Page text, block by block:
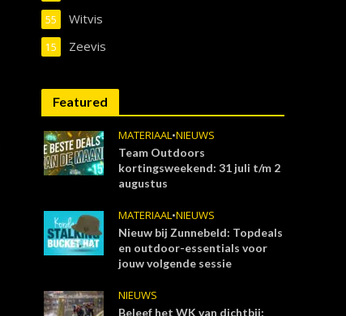
Witvis
55
Zeevis
15
Featured
MATERIAAL•NIEUWS
Team Outdoors
kortingsweekend: 31 juli t/m 2
augustus
MATERIAAL•NIEUWS
Nieuw bij Zunnebeld: Topdeals
en outdoor-essentials voor
jouw volgende sessie
NIEUWS
Beleef het WK van dichtbij: